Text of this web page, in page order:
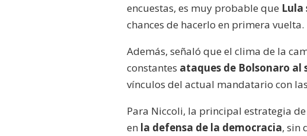
encuestas, es muy probable que Lula
chances de hacerlo en primera vuelta.
Además, señaló que el clima de la
constantes ataques de Bolsonaro al
vínculos del actual mandatario con
Para Niccoli, la principal estrategia
en la defensa de la democracia, sin